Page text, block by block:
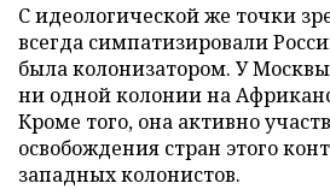
С идеологической же точки
всегда симпатизировали
была колонизатором. У
ни одной колонии на
Кроме того, она активно
освобождения стран этого
западных колонистов.